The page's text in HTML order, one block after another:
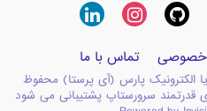
خصوصی تماس با ما
الکترونیک پارس (آی پرستا) محفوظ
سرورستاپ پشتیبانی می شود